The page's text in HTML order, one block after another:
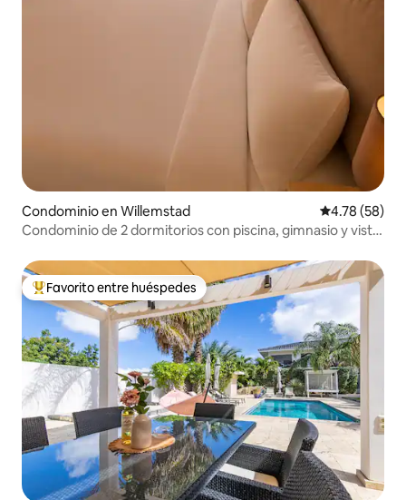
Condominio en Willemstad Calificación
4.78 (58)
Condominio de 2 dormitorios con piscina, gimnasio y vista
De los mejores en Favorito entre huéspedes
Favorito entre huéspedes